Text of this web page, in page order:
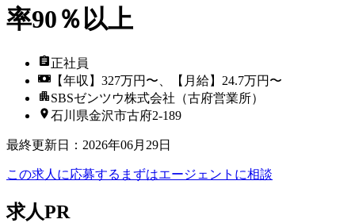
率90％以上
正社員
【年収】327万円〜、【月給】24.7万円〜
SBSゼンツウ株式会社（古府営業所）
石川県金沢市古府2‐189
最終更新日 ： 2026年06月29日
この求人に応募する まずはエージェントに相談
求人PR